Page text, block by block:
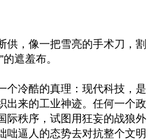
供，像一把雪亮的手术刀，割
遮羞布。
个冷酷的真理：现代科技，是
出来的工业神迹。任何一个政
际秩序，试图用狂妄的战狼外
咄逼人的态势去对抗整个文明